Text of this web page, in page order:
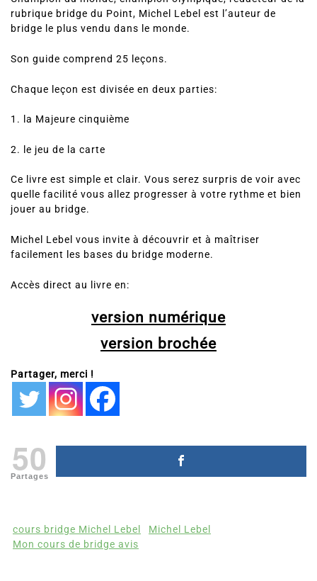
rubrique bridge du Point, Michel Lebel est l’auteur de
bridge le plus vendu dans le monde.
Son guide comprend 25 leçons.
Chaque leçon est divisée en deux parties:
1. la Majeure cinquième
2. le jeu de la carte
Ce livre est simple et clair. Vous serez surpris de voir avec
quelle facilité vous allez progresser à votre rythme et bien
jouer au bridge.
Michel Lebel vous invite à découvrir et à maîtriser
facilement les bases du bridge moderne.
Accès direct au livre en:
version numérique
version brochée
Partager, merci !
50
Partages
cours bridge Michel Lebel
Michel Lebel
Mon cours de bridge avis